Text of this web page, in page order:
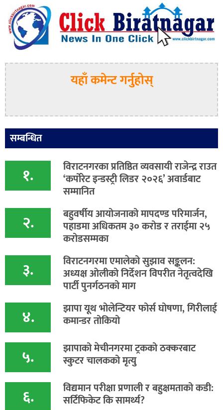
यहाँ कमेन्ट गर्नुहोस्
सम्बन्धित
१. विराटनगरका प्रतिष्ठित व्यवसायी राजेन्द्र राउत
‘कर्पोरेट इन्डस्ट्री लिडर २०२६’ अवार्डबाट
सम्मानित
२. बहुवर्षीय आयोजनाको मापदण्ड परिमार्जन,
पहाडमा अधिकतम ३० करोड र तराईमा २५
करोडसम्मका
३. विराटनगरमा एमालेको सुझाव सङ्कलन:
अध्यक्ष ओलीको निर्देशन विपरीत नेतृत्वदेखि
पार्टी पुनर्गठनको माग
४. झापा यूथ भोलेन्टियर फोर्स घोषणा, गिरीलाई
कमान्डर तोकियो
५. ​झापाको मेचीनगरमा ट्रकको ठक्करबाट
स्कुटर चालकको मृत्यु
६. विद्यमान परीक्षा प्रणाली र बहुक्षमताको कडी:
सर्टिफिकेट कि सामर्थ्य?